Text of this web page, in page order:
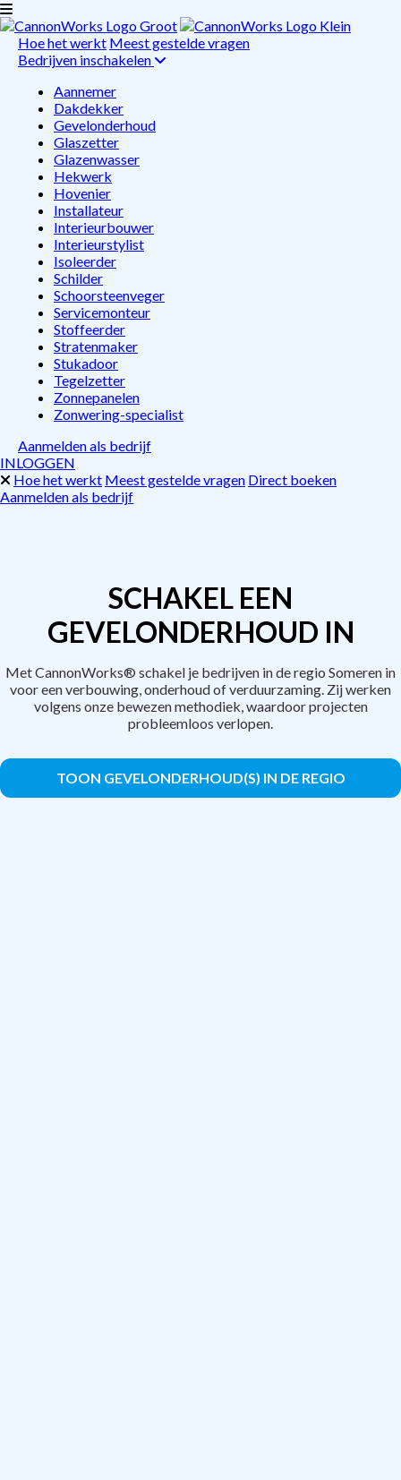
Hoe het werkt Meest gestelde vragen
Bedrijven inschakelen
Aannemer
Dakdekker
Gevelonderhoud
Glaszetter
Glazenwasser
Hekwerk
Hovenier
Installateur
Interieurbouwer
Interieurstylist
Isoleerder
Schilder
Schoorsteenveger
Servicemonteur
Stoffeerder
Stratenmaker
Stukadoor
Tegelzetter
Zonnepanelen
Zonwering-specialist
Aanmelden als bedrijf
INLOGGEN
Hoe het werkt Meest gestelde vragen Direct boeken
Aanmelden als bedrijf
SCHAKEL EEN
GEVELONDERHOUD IN
Met CannonWorks® schakel je bedrijven in de regio Someren in
voor een verbouwing, onderhoud of verduurzaming. Zij werken
volgens onze bewezen methodiek, waardoor projecten
probleemloos verlopen.
TOON GEVELONDERHOUD(S) IN DE REGIO